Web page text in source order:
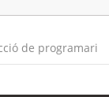
de programari